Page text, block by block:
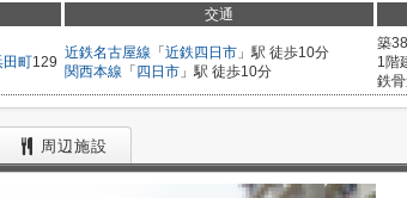
交通
田町129
近鉄名古屋線 「 近鉄四日市 」駅 徒歩10分
関西本線 「 四日市 」駅 徒歩10分
築
1階
鉄
周辺施設